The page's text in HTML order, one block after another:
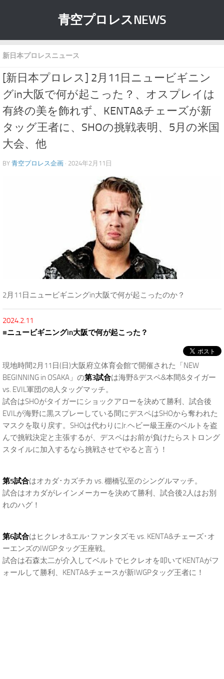
青空プロレスNEWS
新日本プロレスニュース
[新日本プロレス] 2月11日ニュービギニン
グin大阪で何が起こった？、オスプレイは
有終の美を飾れず、KENTA&チェーズが新
タッグ王者に、SHOの挑戦表明、5月の米国
大会、他
BY 青空プロレス企画 · 2024年2月11日
2月11日ニュービギニングin大阪で何が起こったのか？
2024.2.11
■ニュービギニングin大阪で何が起こった？
現地時間2月11日(日)大阪府立体育会館で開催された「NEW
BEGINNING in OSAKA」の第3試合は海野&デスペ&本間&タイガー
vs. EVIL軍団の8人タッグマッチ。
試合はSHOがタイガーにショックアローを決めて勝利、試合後
EVILが海野に黒スプレーしている間にデスペはSHOから奪われた
マスクを取り戻す。SHOは代わりにJr.ヘビー級王座のベルトを盗
んで挑戦決定と主張するが、デスペはお前が負けたらストロング
スタイルに加入するなら挑戦させてやると言う！
第5試合はオカダ･カズチカ vs. 棚橋弘至のシングルマッチ。
試合はオカダがレインメーカーを決めて勝利、試合後2人はお別
れのハグ！
第6試合はヒクレオ&エル･ファンタズモ vs. KENTA&チェーズ･オ
ーエンズのIWGPタッグ王座戦。
試合は石森太二が介入してベルトでヒクレオを叩いてKENTAがフ
ォールして勝利、KENTA&チェースが新IWGPタッグ王者に！